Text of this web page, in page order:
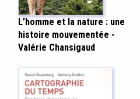
L’homme et la nature : une
histoire mouvementée -
Valérie Chansigaud